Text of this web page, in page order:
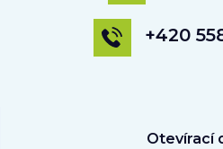
+420
Otevírací